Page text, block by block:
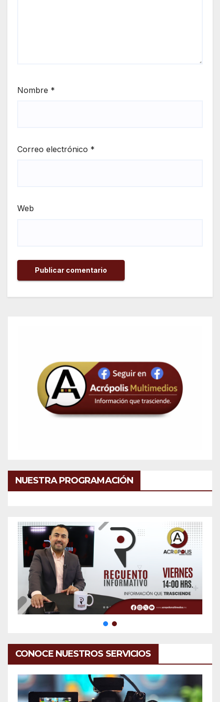
Nombre *
Correo electrónico *
Web
NUESTRA PROGRAMACIÓN
CONOCE NUESTROS SERVICIOS